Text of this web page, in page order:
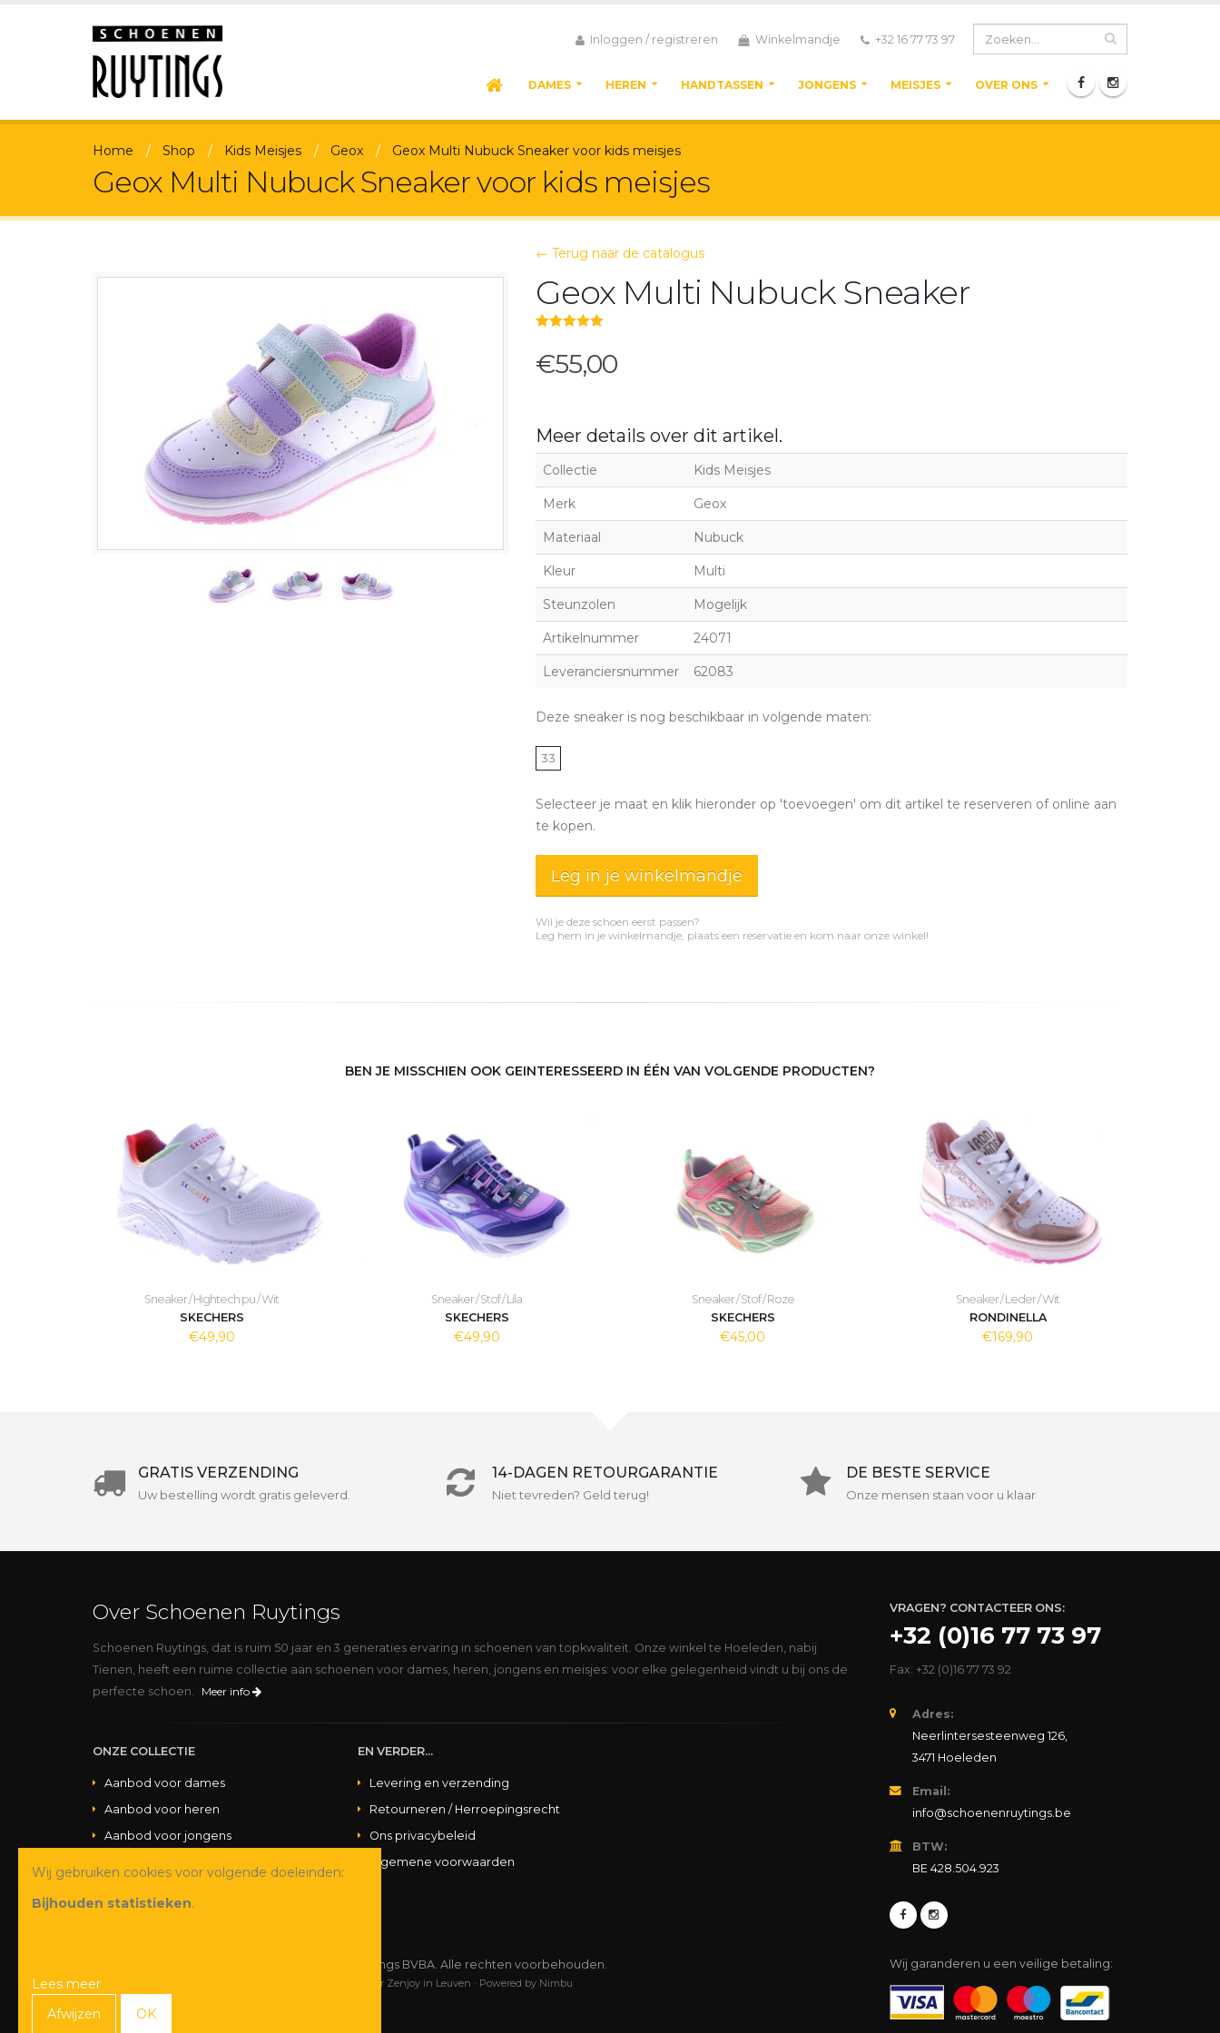
Inloggen / registreren Winkelmandje +32 16 77 73 97
DAMES HEREN HANDTASSEN JONGENS MEISJES OVER ONS
Home Shop Kids Meisjes Geox Geox Multi Nubuck Sneaker voor kids meisjes
Geox Multi Nubuck Sneaker voor kids meisjes
← Terug naar de catalogus
Geox Multi Nubuck Sneaker
€55,00
Meer details over dit artikel.
Collectie Kids Meisjes
Merk Geox
Materiaal Nubuck
Kleur Multi
Steunzolen Mogelijk
Artikelnummer 24071
Leveranciersnummer 62083
Deze sneaker is nog beschikbaar in volgende maten:
33
Selecteer je maat en klik hieronder op 'toevoegen' om dit artikel te reserveren of online aan
te kopen.
Leg in je winkelmandje
Wil je deze schoen eerst passen?
Leg hem in je winkelmandje, plaats een reservatie en kom naar onze winkel!
BEN JE MISSCHIEN OOK GEINTERESSEERD IN ÉÉN VAN VOLGENDE PRODUCTEN?
Sneaker / Hightech pu / Wit
SKECHERS
€49,90
Sneaker / Stof / Lila
SKECHERS
€49,90
Sneaker / Stof / Roze
SKECHERS
€45,00
Sneaker / Leder / Wit
RONDINELLA
€169,90
GRATIS VERZENDING
Uw bestelling wordt gratis geleverd.
14-DAGEN RETOURGARANTIE
Niet tevreden? Geld terug!
DE BESTE SERVICE
Onze mensen staan voor u klaar
Over Schoenen Ruytings
Schoenen Ruytings, dat is ruim 50 jaar en 3 generaties ervaring in schoenen van topkwaliteit. Onze winkel te Hoeleden, nabij
Tienen, heeft een ruime collectie aan schoenen voor dames, heren, jongens en meisjes: voor elke gelegenheid vindt u bij ons de
perfecte schoen.
Meer info
ONZE COLLECTIE
Aanbod voor dames
Aanbod voor heren
Aanbod voor jongens
EN VERDER...
Levering en verzending
Retourneren / Herroepingsrecht
Ons privacybeleid
Algemene voorwaarden
VRAGEN? CONTACTEER ONS:
+32 (0)16 77 73 97
Fax: +32 (0)16 77 73 92
Adres:
Neerlintersesteenweg 126,
3471 Hoeleden
Email:
info@schoenenruytings.be
BTW:
BE 428.504.923
© Copyright 2026 Schoenen Ruytings BVBA. Alle rechten voorbehouden.
door Zenjoy in Leuven · Powered by Nimbu
Wij garanderen u een veilige betaling:
Wij gebruiken cookies voor volgende doeleinden:
Bijhouden statistieken.
Lees meer
Afwijzen
OK